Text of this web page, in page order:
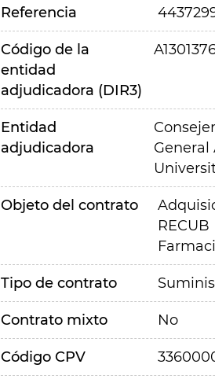
Referencia
Código de la
entidad
adjudicadora (DIR3)
Entidad
adjudicadora
General
Objeto del contrato
Tipo de contrato
Contrato mixto No
Código CPV